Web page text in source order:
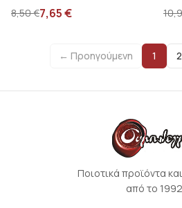
8,50€7,65€
← Προηγούμενη 1 2
Ποιοτικά προϊόντα
από το